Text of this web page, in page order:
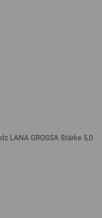
LANA GROSSA Stärke 5,0